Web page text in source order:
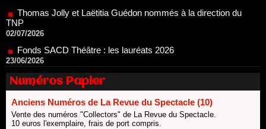
Fonds SACD Théâtre : les lauréats 2026
23/06/2026
Dispositif ARTCENA Écrire pour le cirque, les lauréats 2026 !
20/06/2026
Le palmarès des prix SACD 2026
18/06/2026
Les 10 lauréats du Fonds Grandes Formes Théâtre 2026
SACD
13/06/2026
Numéros Papier
Anciens Numéros de La Revue du Spectacle (10)
Vente des numéros "Collectors" de La Revue du Spectacle.
10 euros l'exemplaire, frais de port compris.